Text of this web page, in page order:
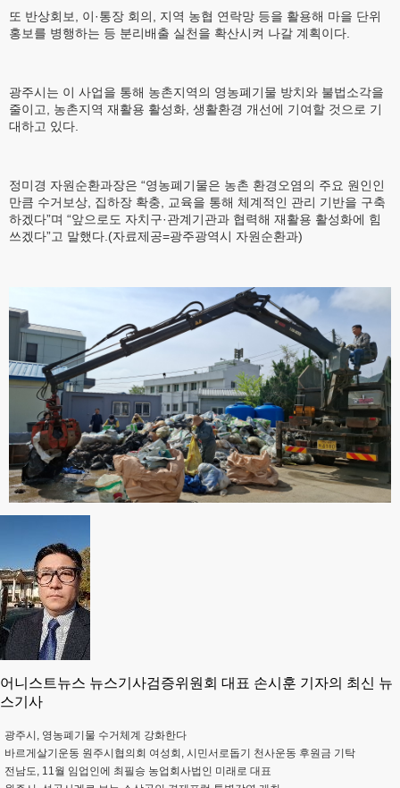
또 반상회보, 이·통장 회의, 지역 농협 연락망 등을 활용해 마을 단위
홍보를 병행하는 등 분리배출 실천을 확산시켜 나갈 계획이다.
광주시는 이 사업을 통해 농촌지역의 영농폐기물 방치와 불법소각을
줄이고, 농촌지역 재활용 활성화, 생활환경 개선에 기여할 것으로 기
대하고 있다.
정미경 자원순환과장은 “영농폐기물은 농촌 환경오염의 주요 원인인
만큼 수거보상, 집하장 확충, 교육을 통해 체계적인 관리 기반을 구축
하겠다”며 “앞으로도 자치구·관계기관과 협력해 재활용 활성화에 힘
쓰겠다”고 말했다.(자료제공=광주광역시 자원순환과)
어니스트뉴스 뉴스기사검증위원회 대표 손시훈 기자의 최신 뉴
스기사
광주시, 영농폐기물 수거체계 강화한다
바르게살기운동 원주시협의회 여성회, 시민서로돕기 천사운동 후원금 기탁
전남도, 11월 임업인에 최필승 농업회사법인 미래로 대표